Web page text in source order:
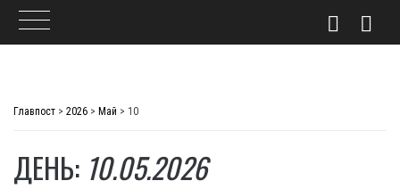
Главпост > 2026 > Май > 10
ДЕНЬ: 10.05.2026